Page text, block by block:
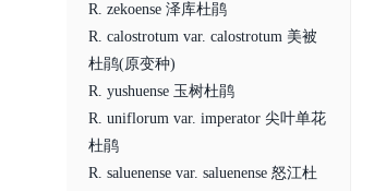
R. zekoense 泽库杜鹃
R. calostrotum var. calostrotum 美被
杜鹃(原变种)
R. yushuense 玉树杜鹃
R. uniflorum var. imperator 尖叶单花
杜鹃
R. saluenense var. saluenense 怒江杜